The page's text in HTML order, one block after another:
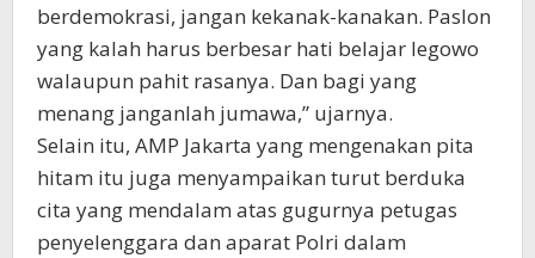
berdemokrasi, jangan kekanak-kanakan. Paslon
yang kalah harus berbesar hati belajar legowo
walaupun pahit rasanya. Dan bagi yang
menang janganlah jumawa,” ujarnya.
Selain itu, AMP Jakarta yang mengenakan pita
hitam itu juga menyampaikan turut berduka
cita yang mendalam atas gugurnya petugas
penyelenggara dan aparat Polri dalam